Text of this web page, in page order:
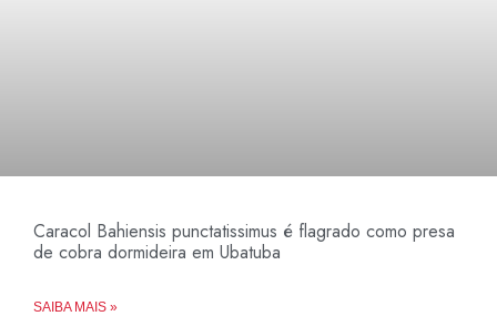
Caracol Bahiensis punctatissimus é flagrado como presa
de cobra dormideira em Ubatuba
SAIBA MAIS »